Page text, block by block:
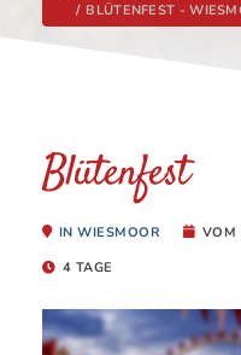
BLÜTENFEST -
Blütenfest
IN WIESMOOR VOM
4 TAGE